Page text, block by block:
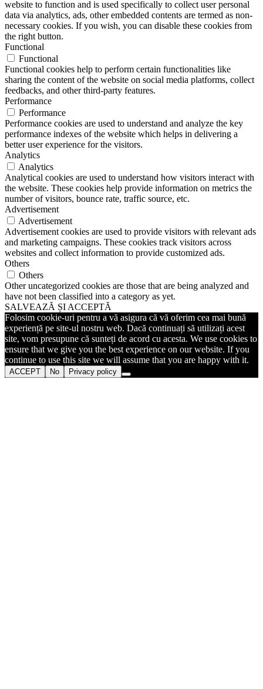
website to function and is used specifically to collect user personal
data via analytics, ads, other embedded contents are termed as non-
necessary cookies. If you wish, you can disable these cookies from
the right button.
Functional
Functional
Functional cookies help to perform certain functionalities like
sharing the content of the website on social media platforms, collect
feedbacks, and other third-party features.
Performance
Performance
Performance cookies are used to understand and analyze the key
performance indexes of the website which helps in delivering a
better user experience for the visitors.
Analytics
Analytics
Analytical cookies are used to understand how visitors interact with
the website. These cookies help provide information on metrics the
number of visitors, bounce rate, traffic source, etc.
Advertisement
Advertisement
Advertisement cookies are used to provide visitors with relevant ads
and marketing campaigns. These cookies track visitors across
websites and collect information to provide customized ads.
Others
Others
Other uncategorized cookies are those that are being analyzed and
have not been classified into a category as yet.
SALVEAZĂ ȘI ACCEPTĂ
Folosim cookie-uri pentru a vă asigura că vă oferim cea mai bună
experiență pe site-ul nostru web. Dacă continuați să utilizați acest
site, vom presupune că sunteți de acord cu acesta. We use cookies to
ensure that we give you the best experience on our website. If you
continue to use this site we will assume that you are happy with it.
ACCEPT No Privacy policy